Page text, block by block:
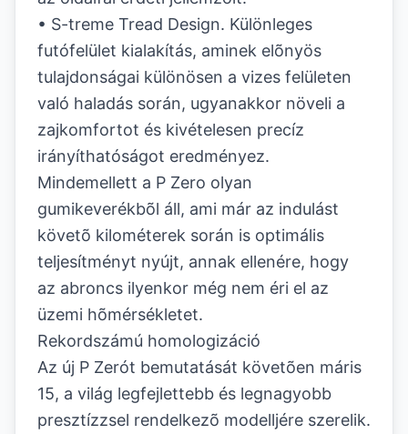
• S-treme Tread Design. Különleges
futófelület kialakítás, aminek elõnyös
tulajdonságai különösen a vizes felületen
való haladás során, ugyanakkor növeli a
zajkomfortot és kivételesen precíz
irányíthatóságot eredményez.
Mindemellett a P Zero olyan
gumikeverékbõl áll, ami már az indulást
követõ kilométerek során is optimális
teljesítményt nyújt, annak ellenére, hogy
az abroncs ilyenkor még nem éri el az
üzemi hõmérsékletet.
Rekordszámú homologizáció
Az új P Zerót bemutatását követõen máris
15, a világ legfejlettebb és legnagyobb
presztízzsel rendelkezõ modelljére szerelik.